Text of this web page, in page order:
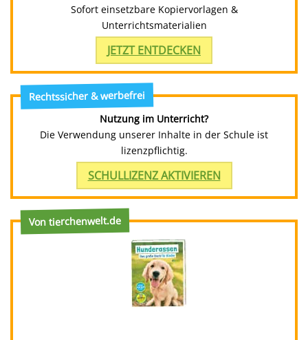
Sofort einsetzbare Kopiervorlagen &
Unterrichtsmaterialien
JETZT ENTDECKEN
Rechtssicher & werbefrei
Nutzung im Unterricht?
Die Verwendung unserer Inhalte in der Schule ist
lizenzpflichtig.
SCHULLIZENZ AKTIVIEREN
Von tierchenwelt.de